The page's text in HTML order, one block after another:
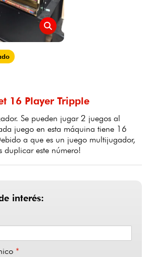
16 Player Tripple
Se pueden jugar 2 juegos al
juego en esta máquina tiene 16
a que es un juego multijugador,
duplicar este número!
interés:
*